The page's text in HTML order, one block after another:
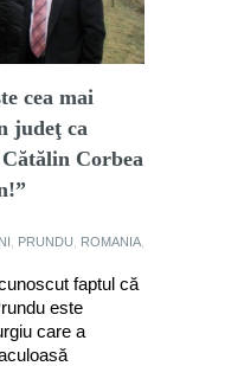
cea mai
judeţ ca
Corbea
PRUNDU ROMANIA
faptul că
este
care a